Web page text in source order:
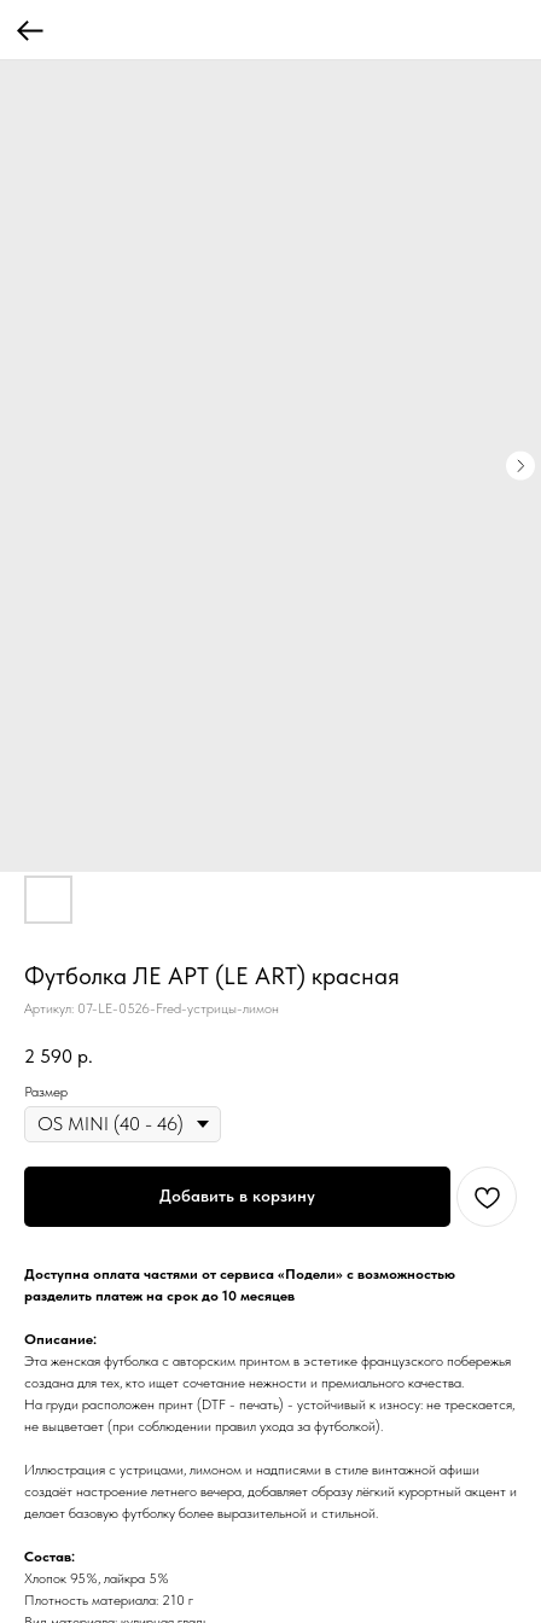
Футболка ЛЕ АРТ (LE ART) красная
Артикул: 07-LE-0526-Fred-устрицы-лимон
2 590 р.
Размер
Добавить в корзину
Доступна оплата частями от сервиса «Подели» с возможностью
разделить платеж на срок до 10 месяцев
Описание:
Эта женская футболка с авторским принтом в эстетике французского побережья
создана для тех, кто ищет сочетание нежности и премиального качества.
На груди расположен принт (DTF - печать) - устойчивый к износу: не трескается,
не выцветает (при соблюдении правил ухода за футболкой).
Иллюстрация с устрицами, лимоном и надписями в стиле винтажной афиши
создаёт настроение летнего вечера, добавляет образу лёгкий курортный акцент и
делает базовую футболку более выразительной и стильной.
Состав:
Хлопок 95%, лайкра 5%
Плотность материала: 210 г